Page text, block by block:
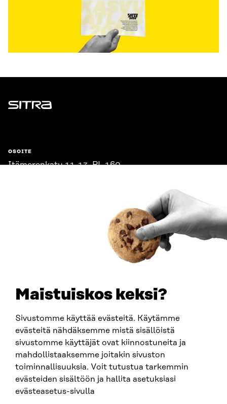
Maistuiskos keksi?
Sivustomme käyttää evästeitä. Käytämme
evästeitä nähdäksemme mistä sisällöistä
sivustomme käyttäjät ovat kiinnostuneita ja
mahdollistaaksemme joitakin sivuston
toiminnallisuuksia. Voit tutustua tarkemmin
evästeiden sisältöön ja hallita asetuksiasi
evästeasetus-sivulla
Sitra
OSOITE
Itämerenkatu 11-13, PL 160,
SITRA SOSIAALISESSA MEDIASSA
LinkedIn
Instagram
YouTube